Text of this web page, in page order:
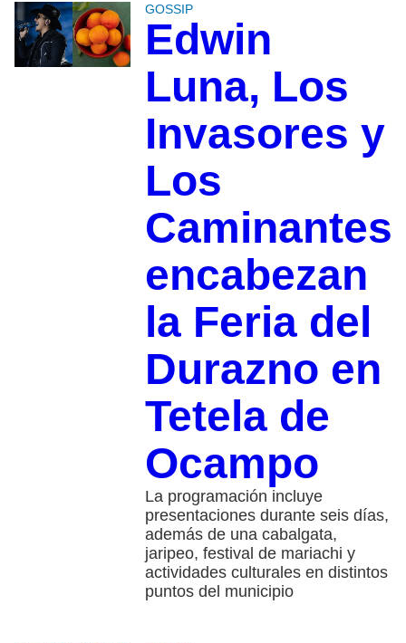
GOSSIP
Edwin
Luna, Los
Invasores y
Los
Caminantes
encabezan
la Feria del
Durazno en
Tetela de
Ocampo
La programación incluye
presentaciones durante seis días,
además de una cabalgata,
jaripeo, festival de mariachi y
actividades culturales en distintos
puntos del municipio